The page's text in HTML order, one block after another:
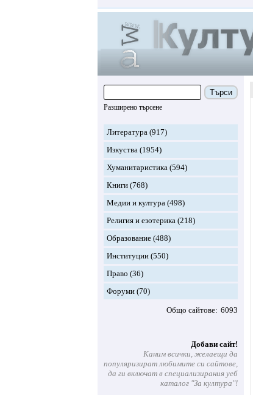
Търси
Разширено търсене
Литература (917)
Изкуства (1954)
Хуманитаристика (594)
Книги (768)
Медии и култура (498)
Религия и езотерика (218)
Образование (488)
Институции (550)
Право (36)
Форуми (70)
Общо сайтове 6093
Добави сайт!
Каним всички, желаещи да
популяризират любимите си сайтове,
да ги включат в специализирания уеб
каталог "За култура"!